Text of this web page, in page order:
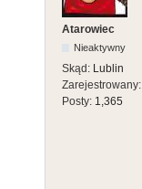
Atarowiec
Nieaktywny
Skąd: Lublin
Zarejestrowany:
Posty: 1,365